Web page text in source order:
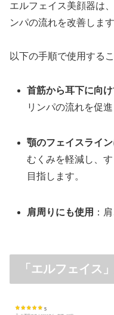
エルフェイス美顔器は
ンパの流れを改善します
以下の手順で使用する
首筋から耳下に向
リンパの流れを促
顎のフェイスライ
むくみを軽減し、
目指します。
肩周りにも使用 ：
「エルフェイス